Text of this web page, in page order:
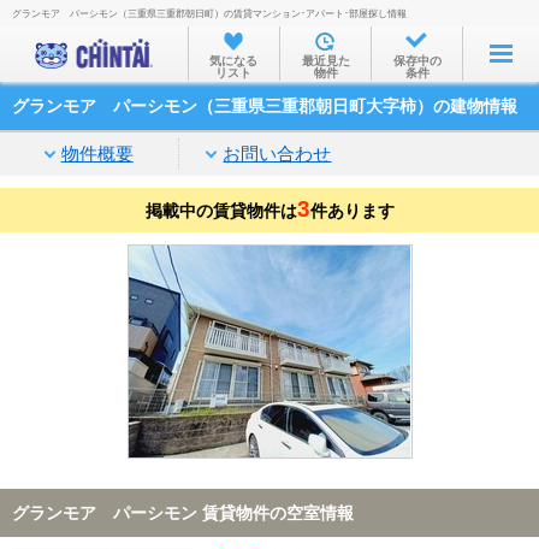
お部屋を探す
沿線・駅から
家賃相場から
通勤通学時間から
物件特集から
TOP
グランモア パーシモン（三重県三重郡朝日町）の賃貸マンション･アパート･部屋探し情報
気になる
リスト
最近見た
物件
保存中の
条件
グランモア パーシモン（三重県三重郡朝日町大字柿）の建物情報
物件概要 お問い合わせ
掲載中の賃貸物件は3件あります
グランモア パーシモン 賃貸物件の空室情報